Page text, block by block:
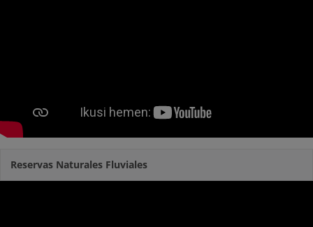
Reservas Naturales Fluviales